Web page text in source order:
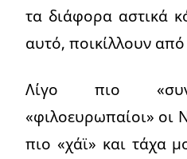
τα διάφορα αστικά
αυτό, ποικίλλουν
Λίγο πιο
«φιλοευρωπαίοι» οι
πιο «χάϊ» και τάχα